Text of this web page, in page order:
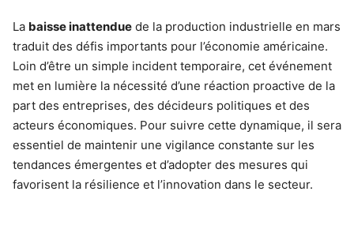
La baisse inattendue de la production industrielle en mars
traduit des défis importants pour l’économie américaine.
Loin d’être un simple incident temporaire, cet événement
met en lumière la nécessité d’une réaction proactive de la
part des entreprises, des décideurs politiques et des
acteurs économiques. Pour suivre cette dynamique, il sera
essentiel de maintenir une vigilance constante sur les
tendances émergentes et d’adopter des mesures qui
favorisent la résilience et l’innovation dans le secteur.